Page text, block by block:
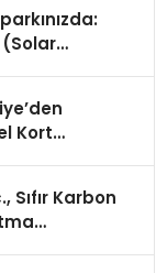
Kort
Sıfır Karbon